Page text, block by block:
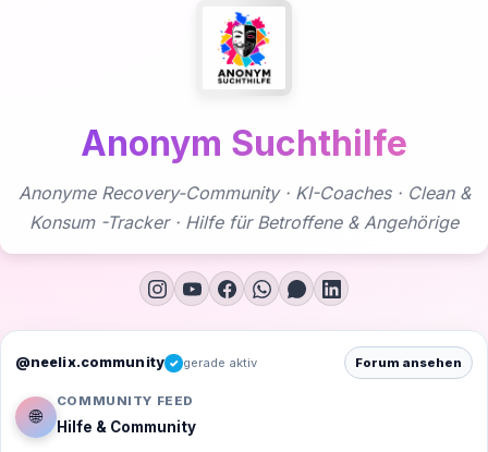
Anonym Suchthilfe
Anonyme Recovery-Community · KI-Coaches · Clean &
Konsum -Tracker · Hilfe für Betroffene & Angehörige
@neelix.community ✓ gerade aktiv Forum ansehen
🌐
COMMUNITY FEED
Hilfe & Community